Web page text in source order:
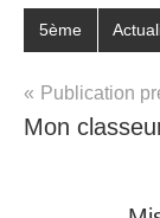
Étiqueté
avec
alimentation,
5ème
Publication
Mon